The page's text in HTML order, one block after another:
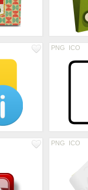
PNG ICO
PNG ICO